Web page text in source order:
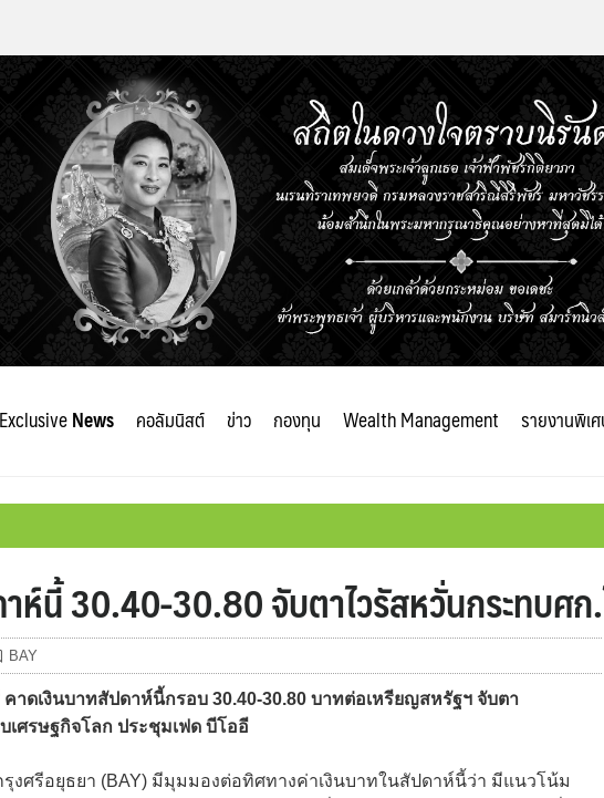
ExclusiveNews คอลัมนิสต์ ข่าว กองทุน Wealth Management รายงานพิเ
ห์นี้ 30.40-30.80 จับตาไวรัสหวั่นกระทบศก
BAY
าดเงินบาทสัปดาห์นี้กรอบ 30.40-30.80 บาทต่อเหรียญสหรัฐฯ จับตา
ศรษฐกิจโลก ประชุมเฟด บีโออี
งศรีอยุธยา (BAY) มีมุมมองต่อทิศทางค่าเงินบาทในสัปดาห์นี้ว่า มีแนวโน้ม